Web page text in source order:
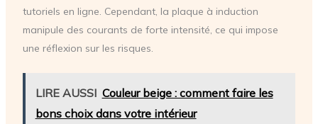
tutoriels en ligne. Cependant, la plaque à induction
manipule des courants de forte intensité, ce qui impose
une réflexion sur les risques.
LIRE AUSSI Couleur beige : comment faire les
bons choix dans votre intérieur